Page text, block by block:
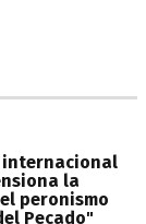
internacional
la
peronismo
Pecado"